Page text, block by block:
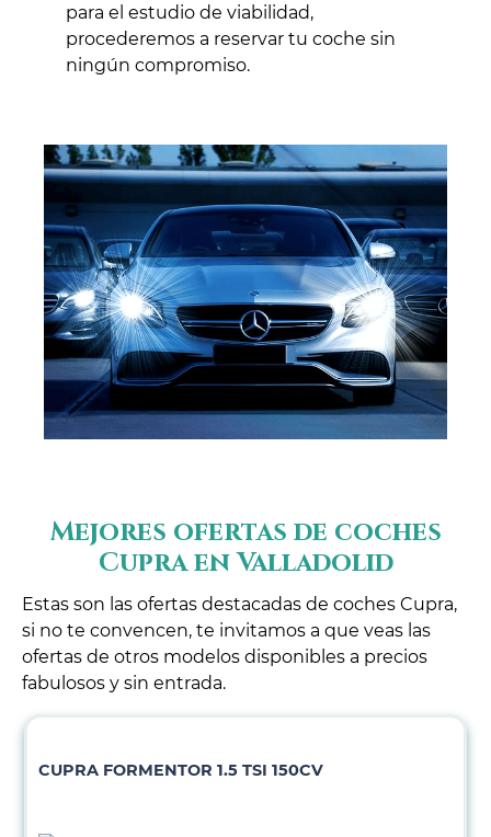
para el estudio de viabilidad,
procederemos a reservar tu coche sin
ningún compromiso.
Mejores ofertas de coches
Cupra en Valladolid
Estas son las ofertas destacadas de coches Cupra,
si no te convencen, te invitamos a que veas las
ofertas de otros modelos disponibles a precios
fabulosos y sin entrada.
CUPRA FORMENTOR 1.5 TSI 150CV